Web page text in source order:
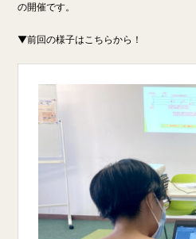
の開催です。
▼前回の様子はこちらから！